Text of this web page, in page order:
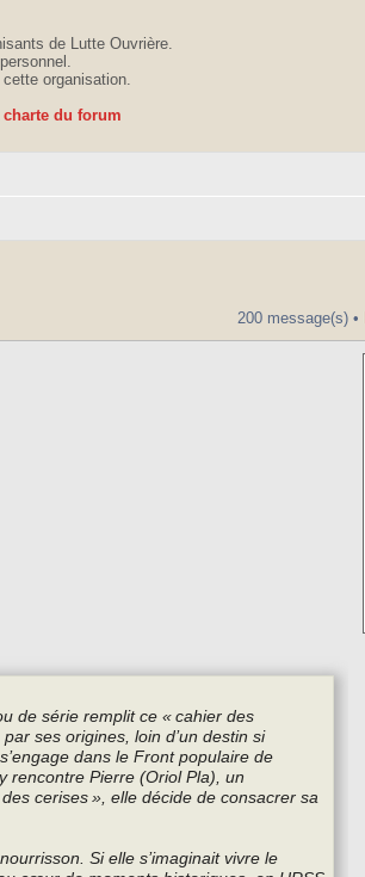
de Lutte Ouvrière.
organisation.
charte du forum
200 message(s) •
de série remplit ce « cahier des
ses origines, loin d’un destin si
dans le Front populaire de
rencontre Pierre (Oriol Pla), un
cerises », elle décide de consacrer sa
Si elle s’imaginait vivre le